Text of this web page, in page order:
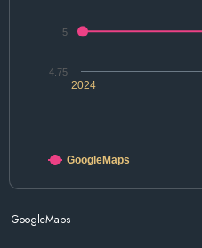
2024
4.75
5
GoogleMaps
GoogleMaps